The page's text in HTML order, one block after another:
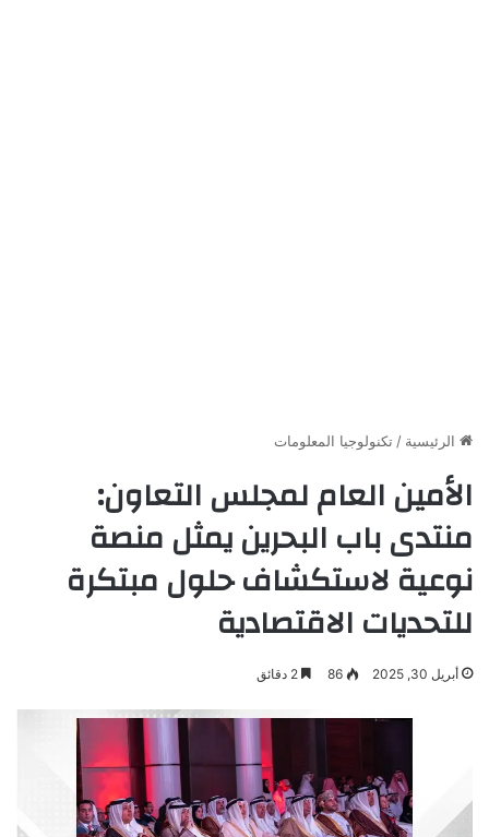
الرئيسية /تكنولوجيا المعلومات
الأمين العام لمجلس التعاون:
منتدى باب البحرين يمثل منصة
نوعية لاستكشاف حلول مبتكرة
للتحديات الاقتصادية
أبريل 30, 2025 86